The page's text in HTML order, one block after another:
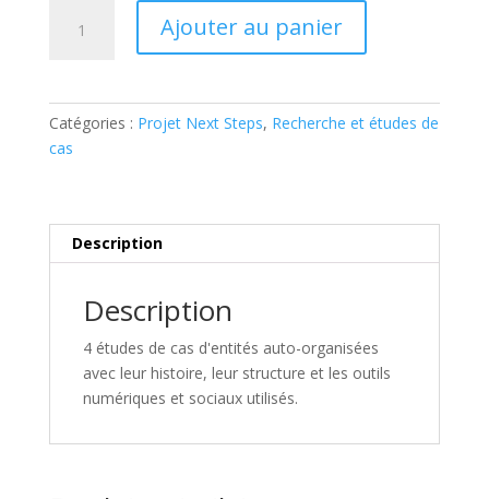
others
case
studies
organizing
hierarchical
Ajouter au panier
Catégories : Projet Next Steps, Recherche et études de
cas
Description
Description
4 études de cas d'entités auto-organisées
avec leur histoire, leur structure et les outils
numériques et sociaux utilisés.